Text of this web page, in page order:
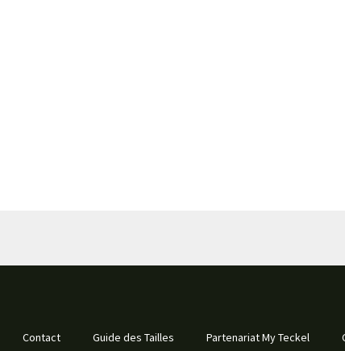
Contact Guide des Tailles Partenariat My Teckel